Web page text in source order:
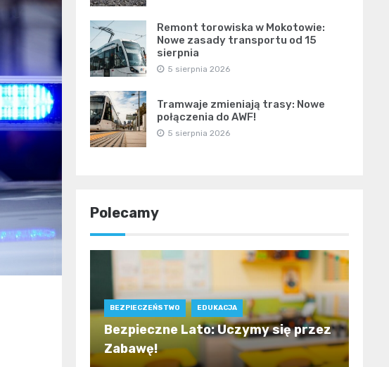
Remont torowiska w Mokotowie:
Nowe zasady transportu od 15
sierpnia
5 sierpnia 2026
Tramwaje zmieniają trasy: Nowe
połączenia do AWF!
5 sierpnia 2026
Polecamy
BEZPIECZEŃSTWO EDUKACJA
Bezpieczne Lato: Uczymy się przez
Zabawę!